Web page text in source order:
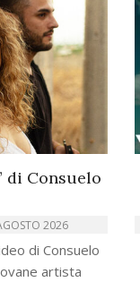
di Consuelo
2026
di Consuelo
artista